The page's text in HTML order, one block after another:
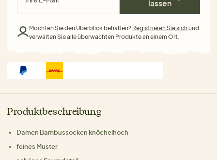
lassen
Möchten Sie den Überblick behalten? Registrieren Sie sichund
verwalten Sie alle überwachten Produkte an einem Ort.
Produktbeschreibung
Damen Bambussocken knöchelhoch
feines Muster